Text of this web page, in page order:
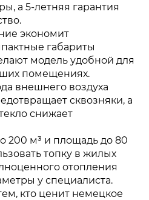
а 5-летняя гарантия
экономит
габариты
модель удобной для
помещениях.
внешнего воздуха
сквозняки, а
снижает
200 м³ и площадь до 80
топку в жилых
отопления
у специалиста.
кто ценит немецкое